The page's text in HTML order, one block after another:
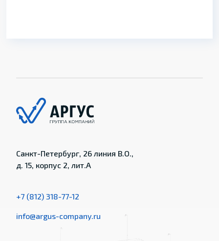
Санкт-Петербург, 26 линия В.О.,
д. 15, корпус 2, лит.А
+7 (812) 318-77-12
info@argus-company.ru